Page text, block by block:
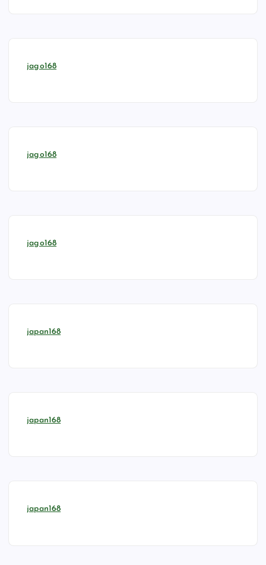
jago168
jago168
jago168
japan168
japan168
japan168